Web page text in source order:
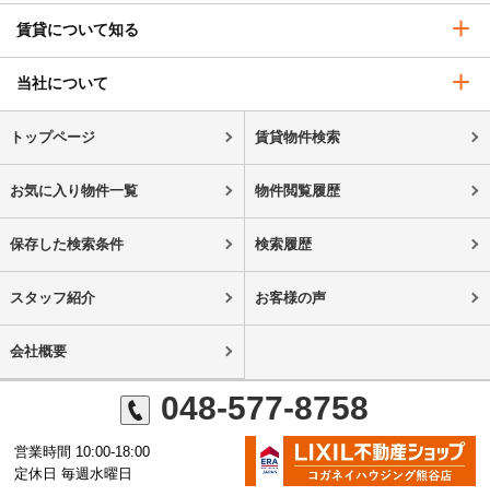
賃貸について知る
当社について
トップページ 賃貸物件検索
お気に入り物件一覧 物件閲覧履歴
保存した検索条件 検索履歴
スタッフ紹介 お客様の声
会社概要
048-577-8758
営業時間 10:00-18:00
定休日 毎週水曜日